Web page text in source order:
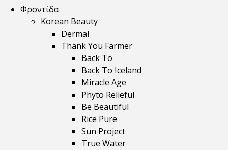
Φροντίδα
Korean Beauty
Dermal
Thank You Farmer
Back To
Back To Iceland
Miracle Age
Phyto Relieful
Be Beautiful
Rice Pure
Sun Project
True Water